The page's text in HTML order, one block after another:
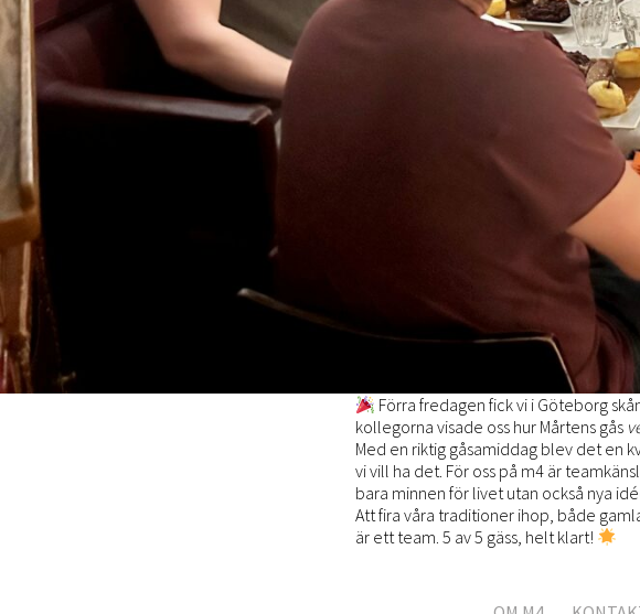
Förra fredagen fick vi i Göteborg
kollegorna visade oss hur Mårtens gås
Med en riktig gåsamiddag blev det en
vi vill ha det. För oss på m4 är
bara minnen för livet utan också nya
Att fira våra traditioner ihop, både
är ett team. 5 av 5 gäss, helt klart!